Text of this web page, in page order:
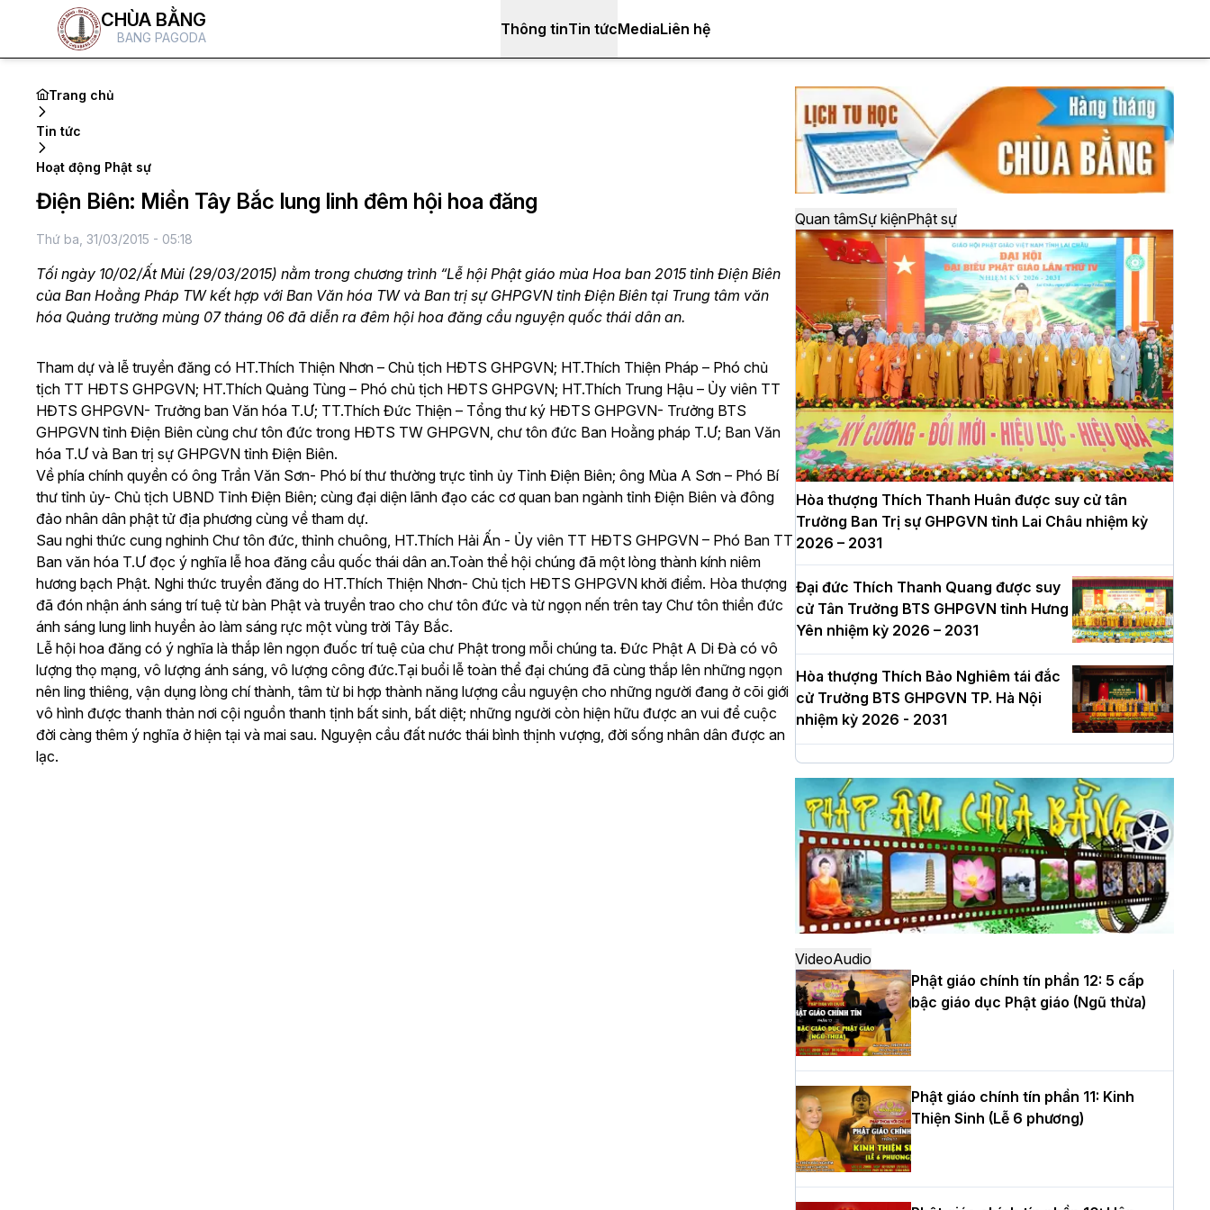
CHÙA BẰNG
BANG PAGODA Thông tinTin tứcMediaLiên hệ
Trang chủ
Tin tức
Hoạt động Phật sự
Điện Biên: Miền Tây Bắc lung linh đêm hội hoa đăng
Thứ ba, 31/03/2015 - 05:18
Tối ngày 10/02/Ất Mùi (29/03/2015) nằm trong chương trình “Lễ hội Phật giáo mùa Hoa ban 2015 tỉnh Điện Biên
của Ban Hoằng Pháp TW kết hợp với Ban Văn hóa TW và Ban trị sự GHPGVN tỉnh Điện Biên tại Trung tâm văn
hóa Quảng trường mùng 07 tháng 06 đã diễn ra đêm hội hoa đăng cầu nguyện quốc thái dân an.
Tham dự và lễ truyền đăng có HT.Thích Thiện Nhơn – Chủ tịch HĐTS GHPGVN; HT.Thích Thiện Pháp – Phó chủ
tịch TT HĐTS GHPGVN; HT.Thích Quảng Tùng – Phó chủ tịch HĐTS GHPGVN; HT.Thích Trung Hậu – Ủy viên TT
HĐTS GHPGVN- Trưởng ban Văn hóa T.Ư; TT.Thích Đức Thiện – Tổng thư ký HĐTS GHPGVN- Trưởng BTS
GHPGVN tỉnh Điện Biên cùng chư tôn đức trong HĐTS TW GHPGVN, chư tôn đức Ban Hoằng pháp T.Ư; Ban Văn
hóa T.Ư và Ban trị sự GHPGVN tỉnh Điện Biên.
Về phía chính quyền có ông Trần Văn Sơn- Phó bí thư thường trực tỉnh ủy Tỉnh Điện Biên; ông Mùa A Sơn – Phó Bí
thư tỉnh ủy- Chủ tịch UBND Tỉnh Điện Biên; cùng đại diện lãnh đạo các cơ quan ban ngành tỉnh Điện Biên và đông
đảo nhân dân phật tử địa phương cùng về tham dự.
Sau nghi thức cung nghinh Chư tôn đức, thỉnh chuông, HT.Thích Hải Ấn - Ủy viên TT HĐTS GHPGVN – Phó Ban TT
Ban văn hóa T.Ư đọc ý nghĩa lễ hoa đăng cầu quốc thái dân an.Toàn thể hội chúng đã một lòng thành kính niêm
hương bạch Phật. Nghi thức truyền đăng do HT.Thích Thiện Nhơn- Chủ tịch HĐTS GHPGVN khởi điểm. Hòa thượng
đã đón nhận ánh sáng trí tuệ từ bàn Phật và truyền trao cho chư tôn đức và từ ngọn nến trên tay Chư tôn thiền đức
ánh sáng lung linh huyền ảo làm sáng rực một vùng trời Tây Bắc.
Lễ hội hoa đăng có ý nghĩa là thắp lên ngọn đuốc trí tuệ của chư Phật trong mỗi chúng ta. Đức Phật A Di Đà có vô
lượng thọ mạng, vô lượng ánh sáng, vô lượng công đức.Tại buổi lễ toàn thể đại chúng đã cùng thắp lên những ngọn
nên ling thiêng, vận dụng lòng chí thành, tâm từ bi hợp thành năng lượng cầu nguyện cho những người đang ở cõi giới
vô hình được thanh thản nơi cội nguồn thanh tịnh bất sinh, bất diệt; những người còn hiện hữu được an vui để cuộc
đời càng thêm ý nghĩa ở hiện tại và mai sau. Nguyện cầu đất nước thái bình thịnh vượng, đời sống nhân dân được an
lạc.
Quan tâmSự kiệnPhật sự
Hòa thượng Thích Thanh Huân được suy cử tân
Trưởng Ban Trị sự GHPGVN tỉnh Lai Châu nhiệm kỳ
2026 – 2031
Đại đức Thích Thanh Quang được suy
cử Tân Trưởng BTS GHPGVN tỉnh Hưng
Yên nhiệm kỳ 2026 – 2031
Hòa thượng Thích Bảo Nghiêm tái đắc
cử Trưởng BTS GHPGVN TP. Hà Nội
nhiệm kỳ 2026 - 2031
Hà Nội: Long trọng lễ khởi công xây
dựng Trung tâm văn hóa Phật giáo Thủ
đô
Hà Nội: Ngày tu học cuối cùng khép lại
khóa sinh hoạt Phật pháp mùa hè lần
thứ XIV tại chùa Bằng
Học yêu thương trong ngày tu tập thứ
tư của Khóa sinh hoạt Phật pháp mùa
hè tại chùa Bằng
HT.Thích Thọ Lạc được suy cử làm tân
Trưởng BTS GHPGVN tỉnh Nghệ An
VideoAudio
Phật giáo chính tín phần 12: 5 cấp
bậc giáo dục Phật giáo (Ngũ thừa)
Phật giáo chính tín phần 11: Kinh
Thiện Sinh (Lễ 6 phương)